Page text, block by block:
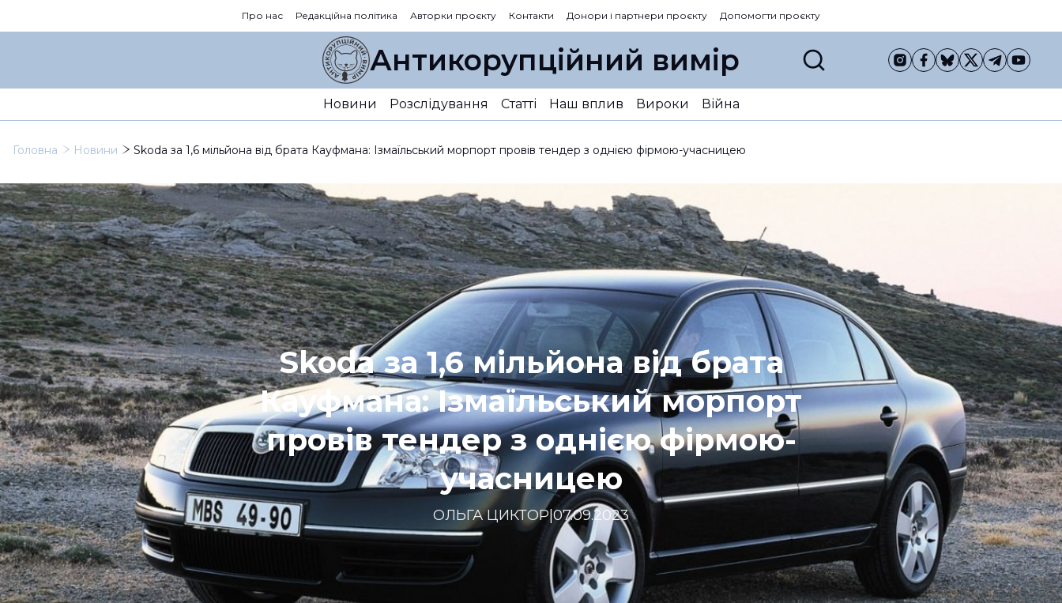
Про нас Редакційна політика Авторки проєкту Контакти Донори і партнери проєкту Допомогти проєкту
Антикорупційний вимір
Новини Розслідування Статті Наш вплив Вироки Війна
Головна Новини Skoda за 1,6 мільйона від брата Кауфмана: Ізмаїльський морпорт провів тендер з однією фірмою-учасницею
Skoda за 1,6 мільйона від брата
Кауфмана: Ізмаїльський морпорт
провів тендер з однією фірмою-
учасницею
ОЛЬГА ЦИКТОР|07.09.2023